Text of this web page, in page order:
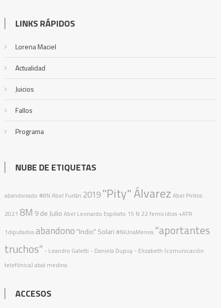
LINKS RÁPIDOS
Lorena Maciel
Actualidad
Juicios
Fallos
Programa
NUBE DE ETIQUETAS
abandonado #8N Abel Furlán 2019"Pity" Álvarez Abel Pintos
2021 8M 9 de Julio Abel Leonardo Espósito 15 N 22 femicidios +ATR
1diputadosabandono "Indio" Solari #NiUnaMenos “aportantes
truchos” - Leandro Galetti - Daniela Dupuy - Elizabeth (comunicación
telefónica) abal medina
ACCESOS